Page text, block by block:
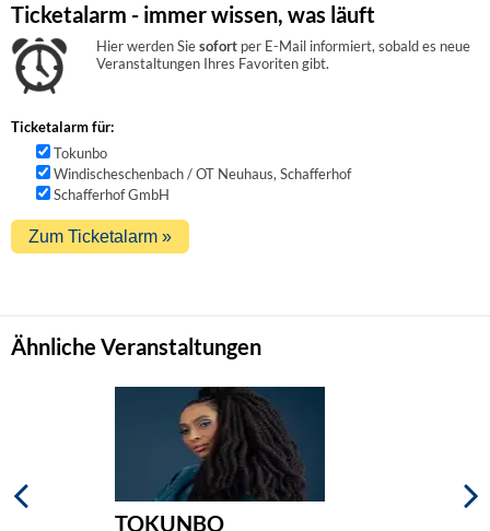
Ticketalarm - immer wissen, was läuft
Hier werden Siesofort per E-Mail informiert, sobald es neue
Veranstaltungen Ihres Favoriten gibt.
Ticketalarm für:
Tokunbo
Windischeschenbach / OT Neuhaus, Schafferhof
Schafferhof GmbH
Ähnliche Veranstaltungen
TOKUNBO